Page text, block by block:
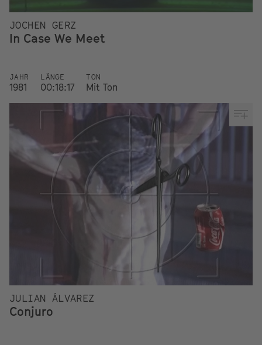
JOCHEN GERZ
In Case We Meet
JAHR
1981
LÄNGE
00:18:17
TON
Mit Ton
JULIAN ÁLVAREZ
Conjuro